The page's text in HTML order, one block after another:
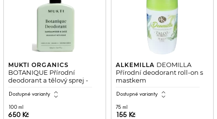
MUKTI ORGANICS
BOTANIQUE Přírodní
deodorant a tělový sprej -
Dostupné varianty expand_all
100 ml
650 Kč
ALKEMILLA DEOMILLA
Přírodní deodorant roll-on s
mastkem
Dostupné varianty expand_all
75 ml
155 Kč